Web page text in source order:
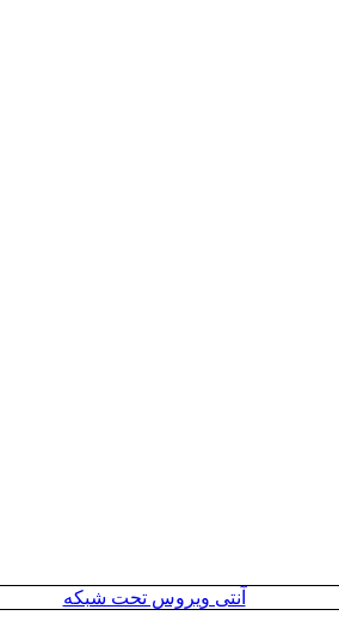
آنتی ویروس تحت شبکه